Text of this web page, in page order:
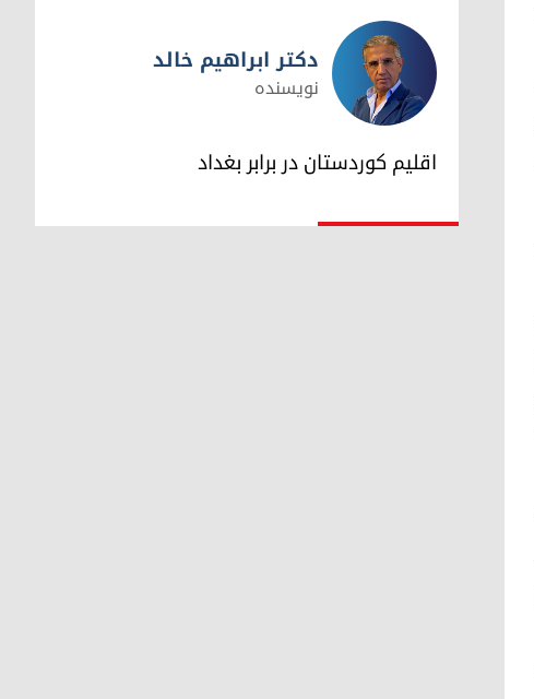
دکتر ابراهیم خالد
دکتر ابراهیم خالد
نویسنده
اقلیم کوردستان در برابر بغداد